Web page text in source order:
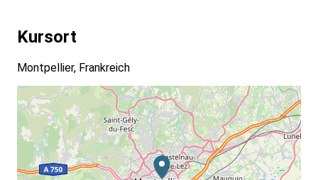
Kursort
Montpellier, Frankreich